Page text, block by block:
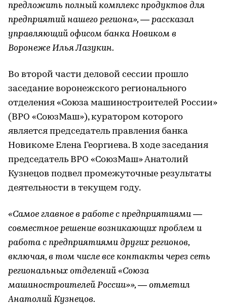
предложить полный комплекс продуктов для
предприятий нашего региона», — рассказал
управляющий офисом банка Новиком в
Воронеже Илья Лазукин.
Во второй части деловой сессии прошло
заседание воронежского регионального
отделения «Союза машиностроителей России»
(ВРО «СоюзМаш»), куратором которого
является председатель правления банка
Новикоме Елена Георгиева. В ходе заседания
председатель ВРО «СоюзМаш» Анатолий
Кузнецов подвел промежуточные результаты
деятельности в текущем году.
«Самое главное в работе с предприятиями —
совместное решение возникающих проблем и
работа с предприятиями других регионов,
включая, в том числе все контакты через сеть
региональных отделений «Союза
машиностроителей России»», — отметил
Анатолий Кузнецов.